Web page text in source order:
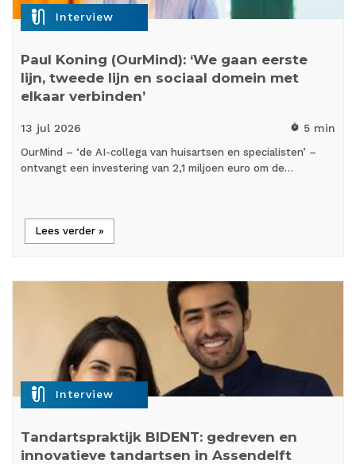
mic_external_on Interview
Paul Koning (OurMind): ‘We gaan eerste
lijn, tweede lijn en sociaal domein met
elkaar verbinden’
13 jul 2026 timer 5 min
OurMind – ‘de AI-collega van huisartsen en specialisten’ –
ontvangt een investering van 2,1 miljoen euro om de…
Lees verder »
mic_external_on Interview
Tandartspraktijk BIDENT: gedreven en
innovatieve tandartsen in Assendelft